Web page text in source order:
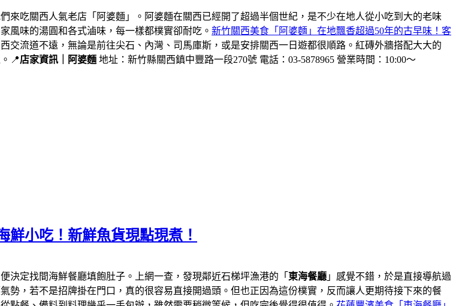
吃關西人氣老店「阿婆麵」。阿婆麵在關西已經開了超過半個世紀，是不少在地人從小吃到大的老味
風味的湯圓和各式滷味，每一樣都樸實卻耐吃。 新竹關西美食「阿婆麵」在地飄香超過50年的古早味！客
交流道不遠，無論是前往尖石、內灣、司馬庫斯，或是安排關西一日遊都很順路。紅磚外牆搭配大大的
📍店家資訊｜阿婆麵 地址：新竹縣關西鎮中豐路一段270號 電話：03-5878965 營業時間：10:00～
小吃！新鮮魚貨現點現煮！
決定找間海鮮餐廳填飽肚子。上網一查，發現鄰近石梯坪漁港的「 東海餐廳 」感覺不錯，於是直接導航過
勢，若不是招牌掛在門口，真的很容易直接開過頭。但也正因為這份樸實，反而讓人更期待接下來的餐